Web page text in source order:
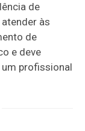
de
às
de
e deve
profissional